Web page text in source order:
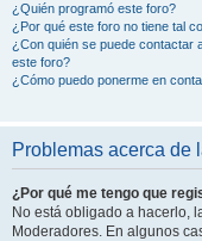
¿Quién programó este foro?
¿Por qué este foro no tiene tal
¿Con quién se puede contactar
este foro?
¿Cómo puedo ponerme en
Problemas acerca de
¿Por qué me tengo que
No está obligado a hacerlo,
Moderadores. En algunos